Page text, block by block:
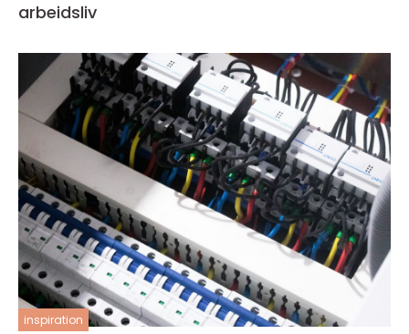
arbeidsliv
inspiration